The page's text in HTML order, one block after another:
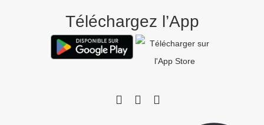
Téléchargez l’App